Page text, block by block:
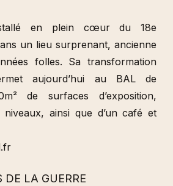
en plein cœur du 18e
un lieu surprenant, ancienne
folles. Sa transformation
aujourd’hui au BAL de
de surfaces d’exposition,
ainsi que d’un café et
DE LA GUERRE